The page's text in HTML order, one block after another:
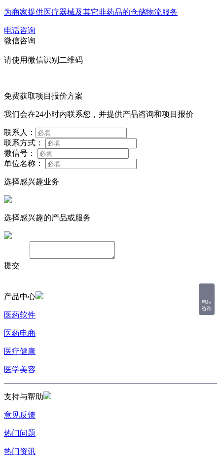
为商家提供医疗器械及其它非药品的仓储物流服务
电话咨询
微信咨询
请使用微信识别二维码
免费获取项目报价方案
我们会在24小时内联系您，并提供产品咨询和项目报价
联系人：
联系方式：
微信号：
单位名称：
选择感兴趣业务
选择感兴趣的产品或服务
提交
电话
咨询
产品中心
医药软件
医药电商
医疗健康
医学美容
支持与帮助
意见反馈
热门问题
热门资讯